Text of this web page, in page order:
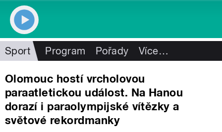
Sport Program Pořady Více…
Olomouc hostí vrcholovou
paraatletickou událost. Na Hanou
dorazí i paraolympijské vítězky a
světové rekordmanky